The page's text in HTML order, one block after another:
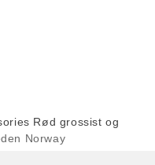
Rød grossist og
Norway